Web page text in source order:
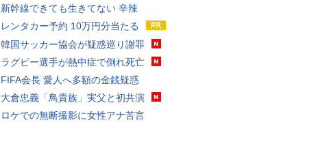
新幹線できても生きてない 辛辣
レンタカー予約 10万円分当たる
韓国サッカー協会が疑惑巡り謝罪
ラグビー選手が熱中症で倒れ死亡
FIFA会長 愛人へ多額の金銭疑惑
大倉忠義「鳥貴族」実父と初共演
ロケでの無断撮影に女性アナ苦言